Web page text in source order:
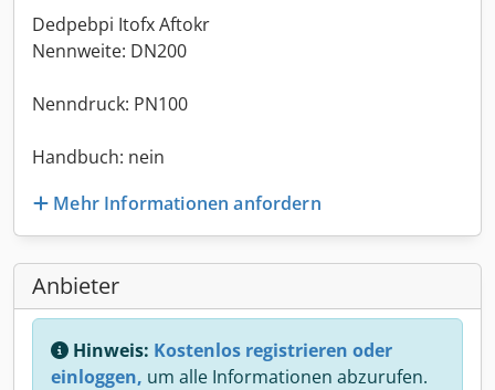
Dedpebpi Itofx Aftokr
Nennweite: DN200
Nenndruck: PN100
Handbuch: nein
Mehr Informationen anfordern
Anbieter
Hinweis: Kostenlos registrieren oder
einloggen, um alle Informationen abzurufen.